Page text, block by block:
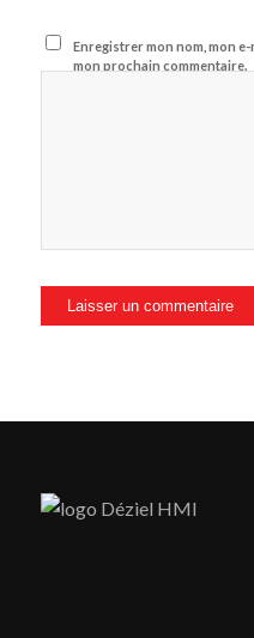
Enregistrer mon nom, mon
mon prochain commentaire.